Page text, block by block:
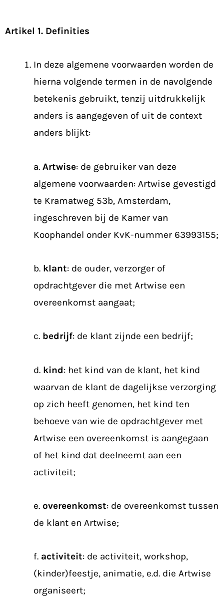
Artikel 1. Definities
In deze algemene voorwaarden worden de
hierna volgende termen in de navolgende
betekenis gebruikt, tenzij uitdrukkelijk
anders is aangegeven of uit de context
anders blijkt:
a. Artwise: de gebruiker van deze
algemene voorwaarden: Artwise gevestigd
te Kramatweg 53b, Amsterdam,
ingeschreven bij de Kamer van
Koophandel onder KvK-nummer 63993155;
b. klant: de ouder, verzorger of
opdrachtgever die met Artwise een
overeenkomst aangaat;
c. bedrijf: de klant zijnde een bedrijf;
d. kind: het kind van de klant, het kind
waarvan de klant de dagelijkse verzorging
op zich heeft genomen, het kind ten
behoeve van wie de opdrachtgever met
Artwise een overeenkomst is aangegaan
of het kind dat deelneemt aan een
activiteit;
e. overeenkomst: de overeenkomst tussen
de klant en Artwise;
f. activiteit: de activiteit, workshop,
(kinder)feestje, animatie, e.d. die Artwise
organiseert;